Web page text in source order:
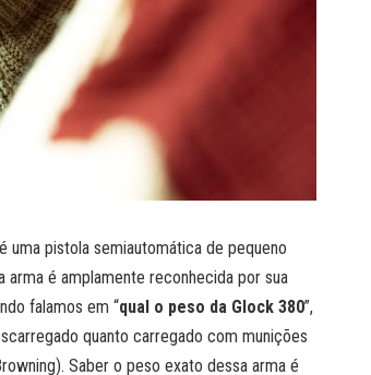
uma pistola semiautomática de pequeno
arma é amplamente reconhecida por sua
falamos em “qual o peso da Glock 380”,
quanto carregado com munições
Saber o peso exato dessa arma é